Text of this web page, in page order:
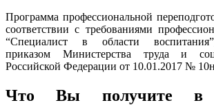
Программа профессиональной
соответствии с требованиями
“Специалист в области
приказом Министерства труда и
Российской Федерации от 10.01.2017 №
Что Вы получите в